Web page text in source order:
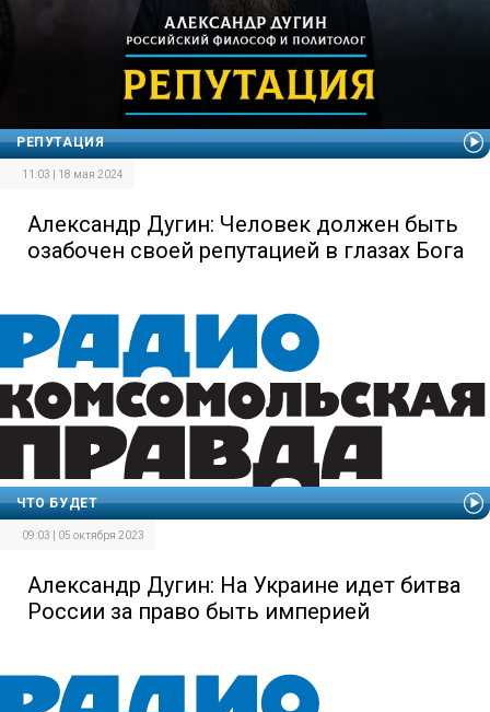
РЕПУТАЦИЯ
11:03 | 18 мая 2024
Александр Дугин: Человек должен быть
озабочен своей репутацией в глазах Бога
ЧТО БУДЕТ
09:03 | 05 октября 2023
Александр Дугин: На Украине идет битва
России за право быть империей